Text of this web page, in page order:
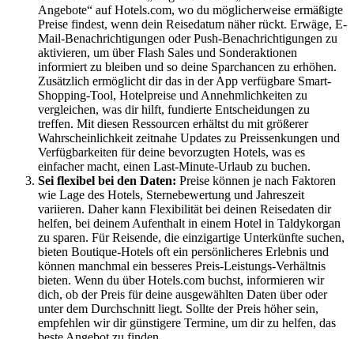
Angebote“ auf Hotels.com, wo du möglicherweise ermäßigte
Preise findest, wenn dein Reisedatum näher rückt. Erwäge, E-
Mail-Benachrichtigungen oder Push-Benachrichtigungen zu
aktivieren, um über Flash Sales und Sonderaktionen
informiert zu bleiben und so deine Sparchancen zu erhöhen.
Zusätzlich ermöglicht dir das in der App verfügbare Smart-
Shopping-Tool, Hotelpreise und Annehmlichkeiten zu
vergleichen, was dir hilft, fundierte Entscheidungen zu
treffen. Mit diesen Ressourcen erhältst du mit größerer
Wahrscheinlichkeit zeitnahe Updates zu Preissenkungen und
Verfügbarkeiten für deine bevorzugten Hotels, was es
einfacher macht, einen Last-Minute-Urlaub zu buchen.
Sei flexibel bei den Daten: Preise können je nach Faktoren
wie Lage des Hotels, Sternebewertung und Jahreszeit
variieren. Daher kann Flexibilität bei deinen Reisedaten dir
helfen, bei deinem Aufenthalt in einem Hotel in Taldykorgan
zu sparen. Für Reisende, die einzigartige Unterkünfte suchen,
bieten Boutique-Hotels oft ein persönlicheres Erlebnis und
können manchmal ein besseres Preis-Leistungs-Verhältnis
bieten. Wenn du über Hotels.com buchst, informieren wir
dich, ob der Preis für deine ausgewählten Daten über oder
unter dem Durchschnitt liegt. Sollte der Preis höher sein,
empfehlen wir dir günstigere Termine, um dir zu helfen, das